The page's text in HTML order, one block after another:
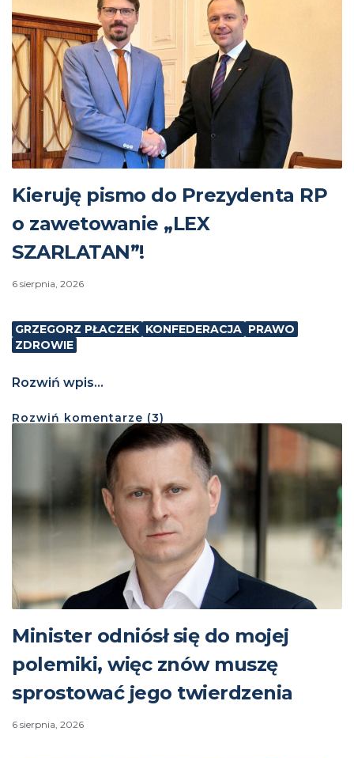
Kieruję pismo do Prezydenta RP
o zawetowanie „LEX
SZARLATAN”!
6 sierpnia, 2026
GRZEGORZ PŁACZEK KONFEDERACJA PRAWO
ZDROWIE
Rozwiń wpis...
Rozwiń komentarze (3)
Minister odniósł się do mojej
polemiki, więc znów muszę
sprostować jego twierdzenia
6 sierpnia, 2026